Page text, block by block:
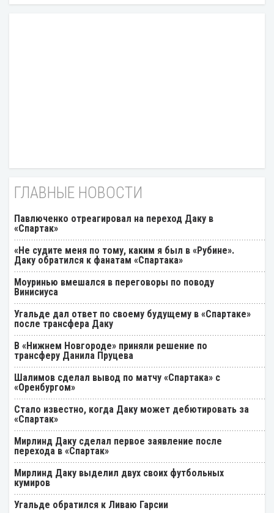
ГЛАВНЫЕ НОВОСТИ
Павлюченко отреагировал на переход Даку в
«Спартак»
«Не судите меня по тому, каким я был в «Рубине».
Даку обратился к фанатам «Спартака»
Моуринью вмешался в переговоры по поводу
Винисиуса
Угальде дал ответ по своему будущему в «Спартаке»
после трансфера Даку
В «Нижнем Новгороде» приняли решение по
трансферу Данила Пруцева
Шалимов сделал вывод по матчу «Спартака» с
«Оренбургом»
Стало известно, когда Даку может дебютировать за
«Спартак»
Мирлинд Даку сделал первое заявление после
перехода в «Спартак»
Мирлинд Даку выделил двух своих футбольных
кумиров
Угальде обратился к Ливаю Гарсии